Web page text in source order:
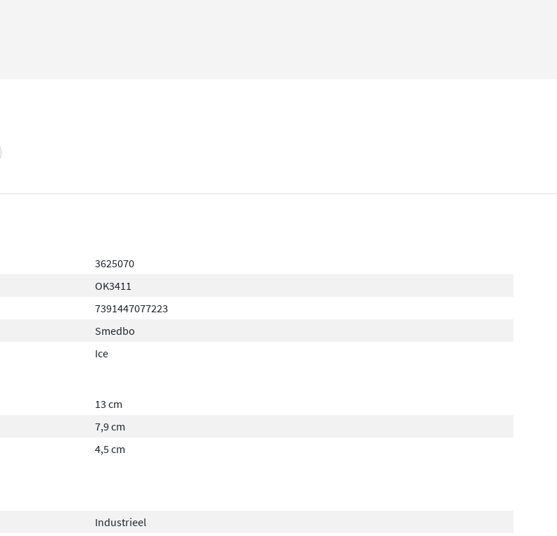
3625070
OK3411
7391447077223
Smedbo
Ice
13 cm
7,9 cm
4,5 cm
Industrieel